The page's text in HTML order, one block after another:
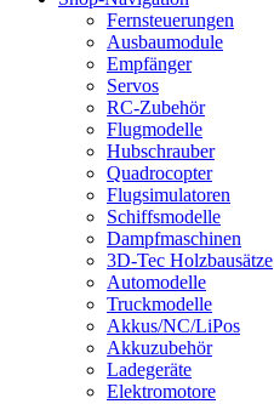
Fernsteuerungen
Ausbaumodule
Empfänger
Servos
RC-Zubehör
Flugmodelle
Hubschrauber
Quadrocopter
Flugsimulatoren
Schiffsmodelle
Dampfmaschinen
3D-Tec Holzbausätze
Automodelle
Truckmodelle
Akkus/NC/LiPos
Akkuzubehör
Ladegeräte
Elektromotore